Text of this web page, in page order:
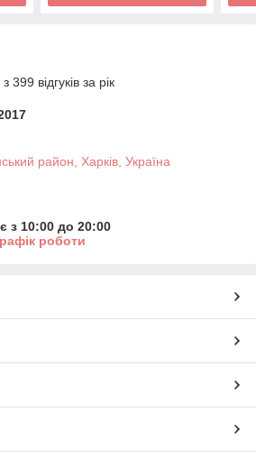
399 відгуків за рік
район, Харків, Україна
з 10:00 до 20:00
роботи